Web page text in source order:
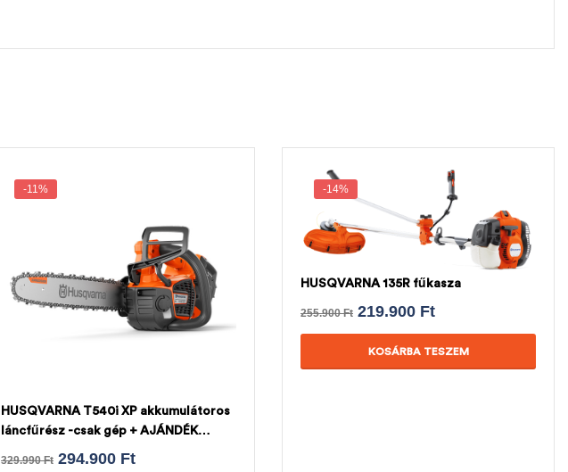
-11%
HUSQVARNA T540i XP akkumulátoros
láncfűrész -csak gép + AJÁNDÉK
HUSQVARNA LÁNC
329.990Ft 294.900 Ft
-14%
HUSQVARNA 135R fűkasza
255.900Ft 219.900 Ft
KOSÁRBA TESZEM